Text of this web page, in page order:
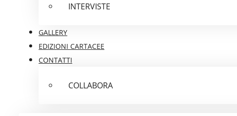
INTERVISTE
GALLERY
EDIZIONI CARTACEE
CONTATTI
COLLABORA